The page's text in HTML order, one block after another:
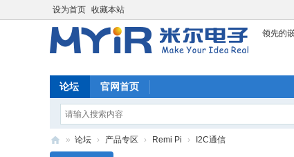
设为首页 收藏本站
领先的
论坛 官网首页
» 论坛 › 产品专区 › Remi Pi › I2C通信